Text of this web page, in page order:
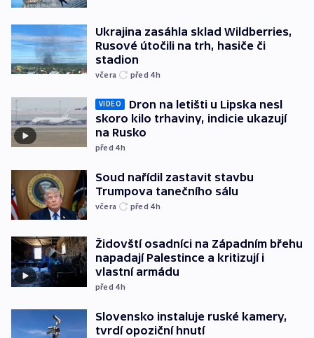
Ukrajina zasáhla sklad Wildberries,
Rusové útočili na trh, hasiče či
stadion
včera před 4h
VIDEO
Dron na letišti u Lipska nesl
skoro kilo trhaviny, indicie ukazují
na Rusko
před 4h
Soud nařídil zastavit stavbu
Trumpova tanečního sálu
včera před 4h
Židovští osadníci na Západním břehu
napadají Palestince a kritizují i
vlastní armádu
před 4h
Slovensko instaluje ruské kamery,
tvrdí opoziční hnutí